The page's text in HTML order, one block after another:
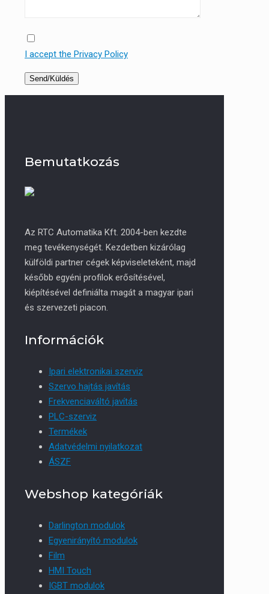
I accept the Privacy Policy
Bemutatkozás
Az RTC Automatika Kft. 2004-ben kezdte
meg tevékenységét. Kezdetben kizárólag
külföldi partner cégek képviseleteként, majd
később egyéni profilok erősítésével,
kiépítésével definiálta magát a magyar ipari
és szervezeti piacon.
Információk
Ipari elektronikai szerviz
Szervo hajtás javítás
Frekvenciaváltó javítás
PLC-szerviz
Termékek
Adatvédelmi nyilatkozat
ÁSZF
Webshop kategóriák
Darlington modulok
Egyenirányító modulok
Film
HMI Touch
IGBT modulok